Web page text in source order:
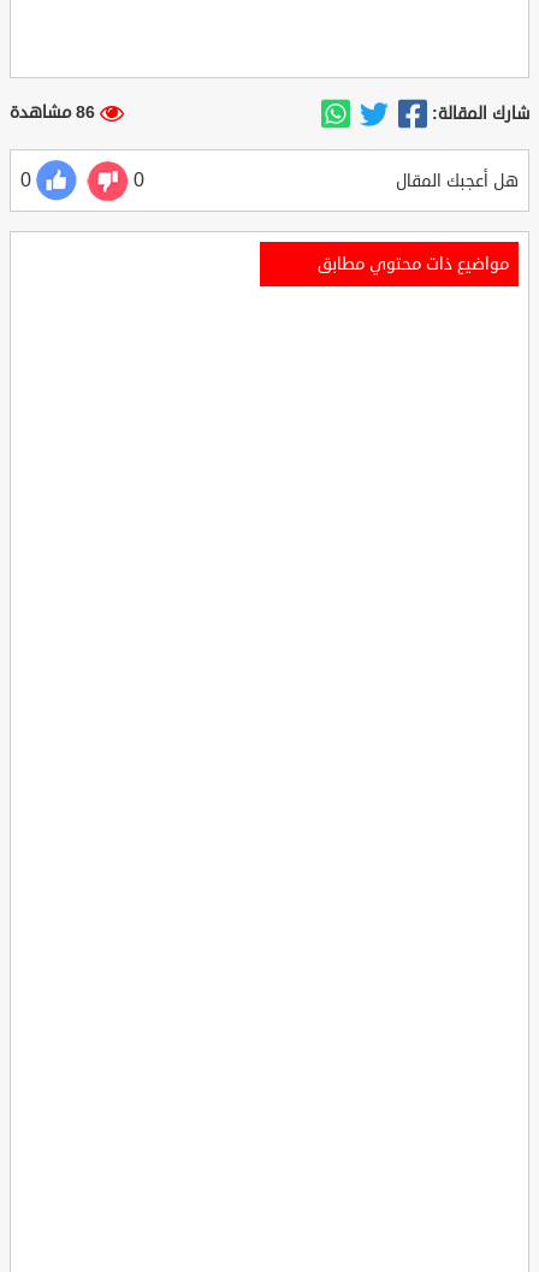
شارك المقالة: 86 مشاهدة
هل أعجبك المقال 0
0
مواضيع ذات محتوي مطابق